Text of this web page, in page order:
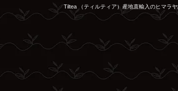
Tiltea （ティルティア）産地直輸入のヒマラ